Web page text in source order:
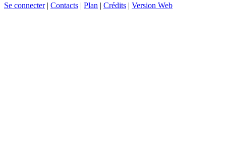
Se connecter| Contacts | Plan | Crédits | Version Web